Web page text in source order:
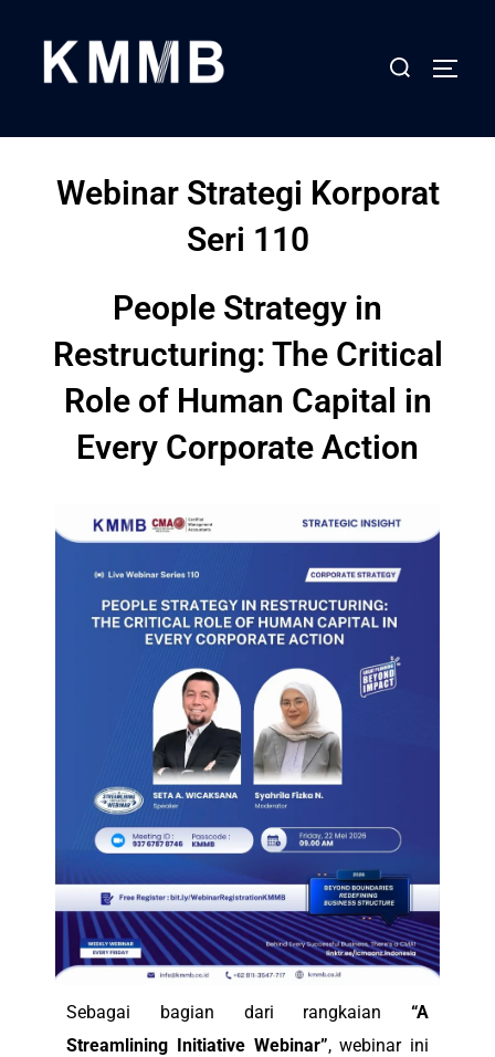
Webinar Strategi Korporat
Seri 110
People Strategy in
Restructuring: The Critical
Role of Human Capital in
Every Corporate Action
Sebagai bagian dari rangkaian “A
Streamlining Initiative Webinar”, webinar ini